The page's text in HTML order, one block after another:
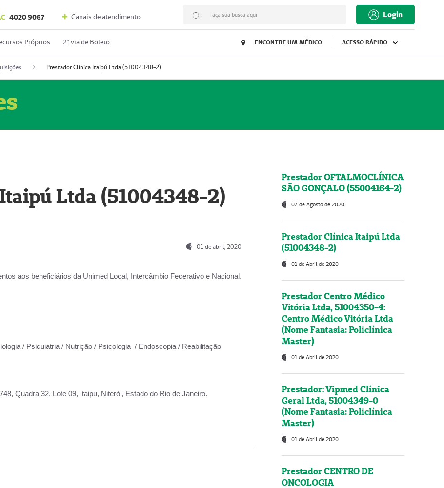
4020 9087 Canais de atendimento Faça sua busca aqui Login
Próprios 2º via de Boleto ENCONTRE UM MÉDICO ACESSO RÁPIDO
Prestador Clínica Itaipú Ltda (51004348-2)
Ltda (51004348-2)
01 de abril, 2020
aos beneficiários da Unimed Local, Intercâmbio Federativo e Nacional.
/ Psiquiatria / Nutrição / Psicologia / Endoscopia / Reabilitação
Quadra 32, Lote 09, Itaipu, Niterói, Estado do Rio de Janeiro.
Prestador OFTALMOCLÍNICA
SÃO GONÇALO (55004164-2)
07 de Agosto de 2020
Prestador Clínica Itaipú Ltda
(51004348-2)
01 de Abril de 2020
Prestador Centro Médico
Vitória Ltda, 51004350-4:
Centro Médico Vitória Ltda
(Nome Fantasia: Policlínica
Master)
01 de Abril de 2020
Prestador: Vipmed Clínica
Geral Ltda, 51004349-0
(Nome Fantasia: Policlínica
Master)
01 de Abril de 2020
Prestador CENTRO DE
ONCOLOGIA